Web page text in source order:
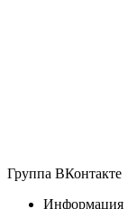
Группа ВКонтакте
Информация